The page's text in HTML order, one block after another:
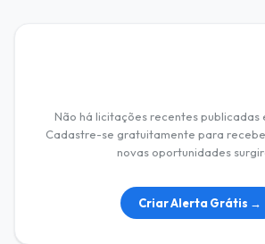
Não há licitações recentes publicadas
Cadastre-se gratuitamente para
novas oportunidades
Criar Alerta Grátis →